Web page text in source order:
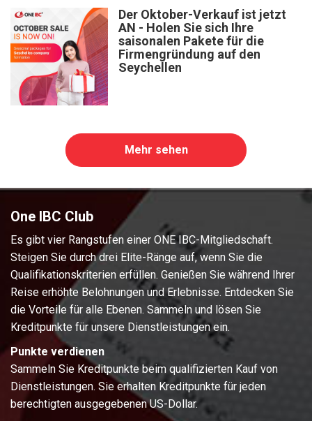
Der Oktober-Verkauf ist jetzt
AN - Holen Sie sich Ihre
saisonalen Pakete für die
Firmengründung auf den
Seychellen
Mehr sehen
One IBC Club
Es gibt vier Rangstufen einer ONE IBC-Mitgliedschaft.
Steigen Sie durch drei Elite-Ränge auf, wenn Sie die
Qualifikationskriterien erfüllen. Genießen Sie während Ihrer
Reise erhöhte Belohnungen und Erlebnisse. Entdecken Sie
die Vorteile für alle Ebenen. Sammeln und lösen Sie
Kreditpunkte für unsere Dienstleistungen ein.
Punkte verdienen
Sammeln Sie Kreditpunkte beim qualifizierten Kauf von
Dienstleistungen. Sie erhalten Kreditpunkte für jeden
berechtigten ausgegebenen US-Dollar.